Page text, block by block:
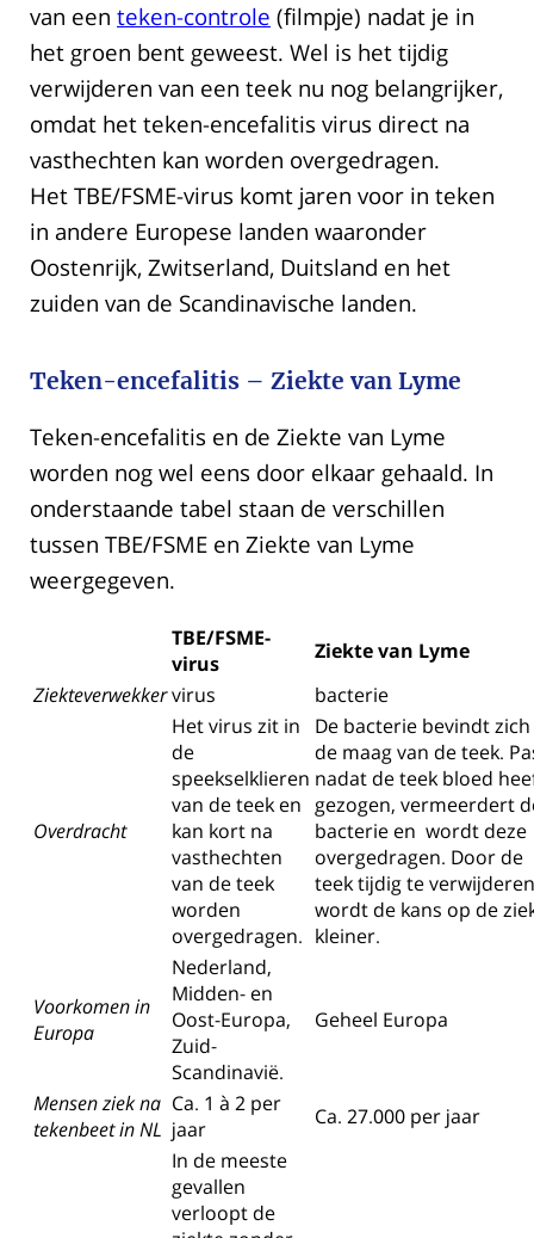
van een teken-controle (filmpje) nadat je in
het groen bent geweest. Wel is het tijdig
verwijderen van een teek nu nog belangrijker,
omdat het teken-encefalitis virus direct na
vasthechten kan worden overgedragen.
Het TBE/FSME-virus komt jaren voor in teken
in andere Europese landen waaronder
Oostenrijk, Zwitserland, Duitsland en het
zuiden van de Scandinavische landen.
Teken-encefalitis – Ziekte van Lyme
Teken-encefalitis en de Ziekte van Lyme
worden nog wel eens door elkaar gehaald. In
onderstaande tabel staan de verschillen
tussen TBE/FSME en Ziekte van Lyme
weergegeven.
TBE/FSME-
virus
Ziekte van Lyme
Ziekteverwekkervirus bacterie
Overdracht
Het virus zit in
de
speekselklieren
van de teek en
kan kort na
vasthechten
van de teek
worden
overgedragen.
De bacterie bevindt
de maag van de teek.
nadat de teek bloed
gezogen, vermeerdert
bacterie en wordt deze
overgedragen. Door de
teek tijdig te
wordt de kans op de
kleiner.
Voorkomen in
Europa
Nederland,
Midden- en
Oost-Europa,
Zuid-
Scandinavië.
Geheel Europa
Mensen ziek na
tekenbeet in NL
Ca. 1 à 2 per
jaar
Ca. 27.000 per jaar
In de meeste
gevallen
verloopt de